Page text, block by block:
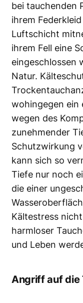
bei tauchenden
ihrem
Luftschicht
ihrem Fell eine
eingeschlossen
Natur.
wohingegen ein
wegen des
zunehmender
Schutzwirkung
kann sich so
Tiefe nur noch
die einer
Kältestress
harmloser
und Leben
Angriff auf die